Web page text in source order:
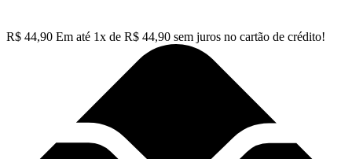
R$ 44,90 Em até 1x de R$ 44,90 sem juros no cartão de crédito!